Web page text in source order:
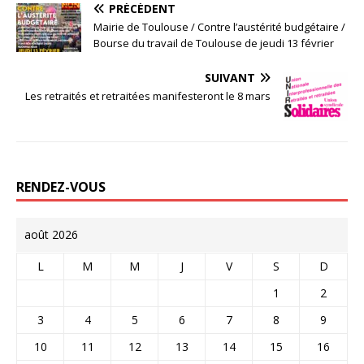
PRÉCÉDENT
Mairie de Toulouse / Contre l’austérité budgétaire /
Bourse du travail de Toulouse de jeudi 13 février
SUIVANT
Les retraités et retraitées manifesteront le 8 mars
RENDEZ-VOUS
août 2026
L M M J V S
D
1
2
3
4 5 6 7 8
9
10
11 12 13 14 15 16